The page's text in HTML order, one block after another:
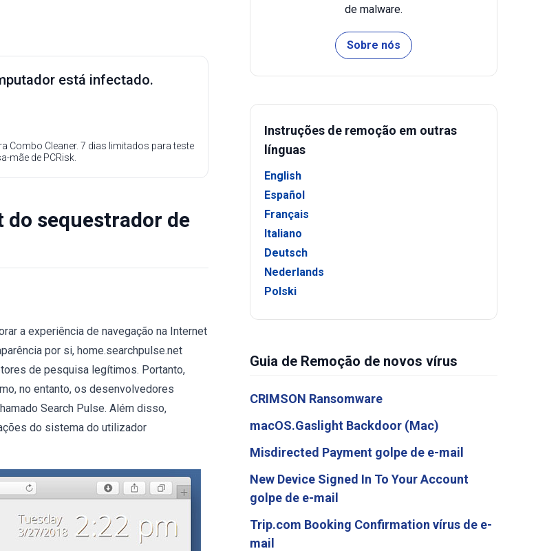
está infectado.
Combo Cleaner. 7 dias limitados para teste
mãe de PCRisk.
sequestrador de
a experiência de navegação na Internet
por si, home.searchpulse.net
de pesquisa legítimos. Portanto,
no entanto, os desenvolvedores
Search Pulse. Além disso,
do sistema do utilizador
de malware.
Sobre nós
Instruções de remoção em outras
línguas
English
Español
Français
Italiano
Deutsch
Nederlands
Polski
Guia de Remoção de novos vírus
CRIMSON Ransomware
macOS.Gaslight Backdoor (Mac)
Misdirected Payment golpe de e-mail
New Device Signed In To Your Account
golpe de e-mail
Trip.com Booking Confirmation vírus de e-
mail